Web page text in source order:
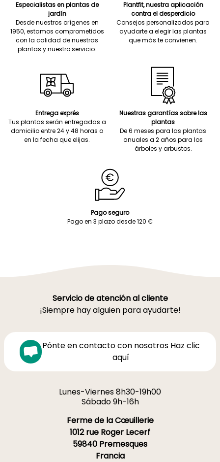
Especialistas en plantas de
jardín
Desde nuestros orígenes en
1950, estamos comprometidos
con la calidad de nuestras
plantas y nuestro servicio.
Plantfit, nuestra aplicación
contra el desperdicio
Consejos personalizados para
ayudarte a elegir las plantas
que más te convienen.
Entrega exprés
Tus plantas serán entregadas a
domicilio entre 24 y 48 horas o
en la fecha que elijas.
Nuestras garantías sobre las
plantas
De 6 meses para las plantas
anuales a 2 años para los
árboles y arbustos.
Pago seguro
Pago en 3 plazo desde 120 €
Servicio de atención al cliente
¡Siempre hay alguien para ayudarte!
Pónte en contacto con nosotros Haz clic
aquí
Lunes-Viernes 8h30-19h00
Sábado 9h-16h
Ferme de la Cœuillerie
1012 rue Roger Lecerf
59840 Premesques
Francia